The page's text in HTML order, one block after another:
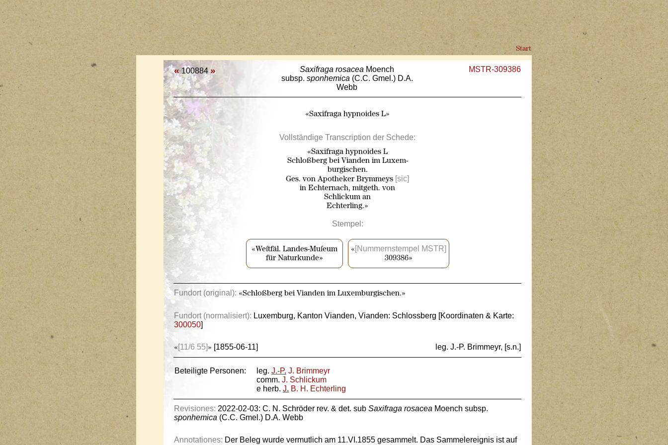
Start
« 100884 » Saxifraga rosacea Moench
subsp. sponhemica (C.C. Gmel.) D.A.
Webb
MSTR-309386
«Saxifraga hypnoides L»
Vollständige Transcription der Schede:
«Saxifraga hypnoides L
Schloßberg bei Vianden im Luxem-
burgischen.
Ges. von Apotheker Brymmeys [sic]
in Echternach, mitgeth. von
Schlickum an
Echterling.»
Stempel:
«Weſtfäl. Landes-Muſeum
für Naturkunde»
« [Nummernstempel MSTR]
309386»
Fundort (original): «Schloßberg bei Vianden im Luxemburgischen.»
Fundort (normalisiert): Luxemburg, Kanton Vianden, Vianden: Schlossberg [Koordinaten & Karte:
300050]
« [11/6 55] » [1855-06-11] leg. J.-P. Brimmeyr, [s.n.]
Beteiligte Personen: leg. J.-P. J. Brimmeyr
comm. J. Schlickum
e herb. J. B. H. Echterling
Revisiones: 2022-02-03: C. N. Schröder rev. & det. sub Saxifraga rosacea Moench subsp.
sponhemica (C.C. Gmel.) D.A. Webb
Annotationes: Der Beleg wurde vermutlich am 11.VI.1855 gesammelt. Das Sammelereignis ist auf